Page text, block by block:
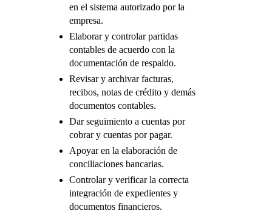
en el sistema autorizado por la
empresa.
Elaborar y controlar partidas
contables de acuerdo con la
documentación de respaldo.
Revisar y archivar facturas,
recibos, notas de crédito y demás
documentos contables.
Dar seguimiento a cuentas por
cobrar y cuentas por pagar.
Apoyar en la elaboración de
conciliaciones bancarias.
Controlar y verificar la correcta
integración de expedientes y
documentos financieros.